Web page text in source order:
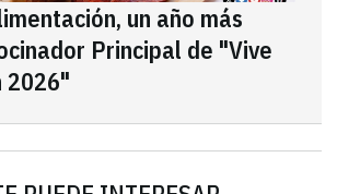
un año más
Principal de "Vive
2026"